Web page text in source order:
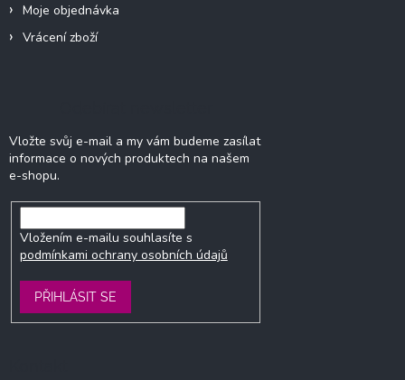
Moje objednávka
Vrácení zboží
Vložte svůj e-mail a my vám budeme zasílat
informace o nových produktech na našem
e-shopu.
Vložením e-mailu souhlasíte s
podmínkami ochrany osobních údajů
PŘIHLÁSIT SE